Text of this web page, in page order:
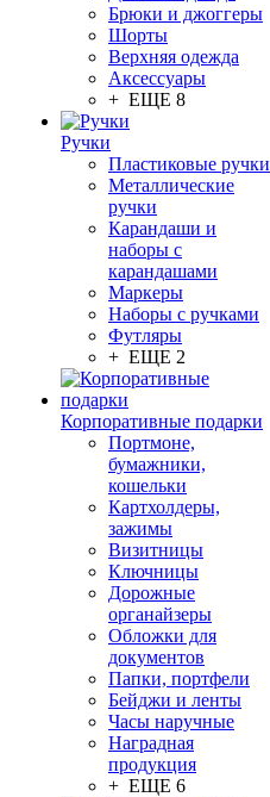
Брюки и джоггеры
Шорты
Верхняя одежда
Аксессуары
+ ЕЩЕ 8
Ручки
Пластиковые ручки
Металлические
ручки
Карандаши и
наборы с
карандашами
Маркеры
Наборы с ручками
Футляры
+ ЕЩЕ 2
Корпоративные подарки
Портмоне,
бумажники,
кошельки
Картхолдеры,
зажимы
Визитницы
Ключницы
Дорожные
органайзеры
Обложки для
документов
Папки, портфели
Бейджи и ленты
Часы наручные
Наградная
продукция
+ ЕЩЕ 6